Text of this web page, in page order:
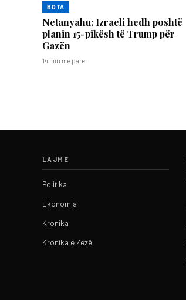
BOTA
Netanyahu: Izraeli hedh poshtë
planin 15-pikësh të Trump për
Gazën
14 min më parë
LAJME
Politika
Ekonomia
Kronika
Kronika e Zezë